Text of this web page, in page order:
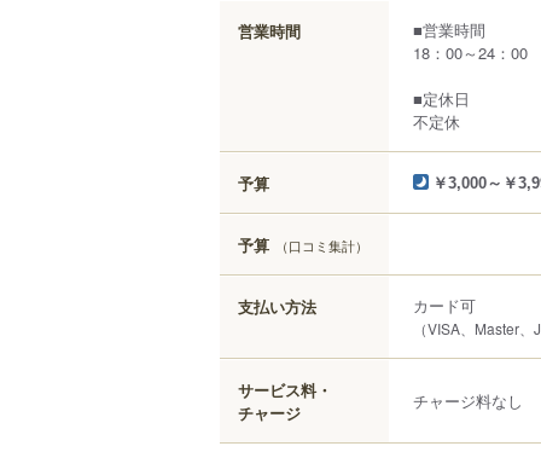
営業時間
■営業時間
18：00～24：
■定休日
不定休
予算 ￥3,000～￥
予算 （口コミ集計）
支払い方法 カード可
（VISA、Master
サービス料・
チャージ
チャージ料なし